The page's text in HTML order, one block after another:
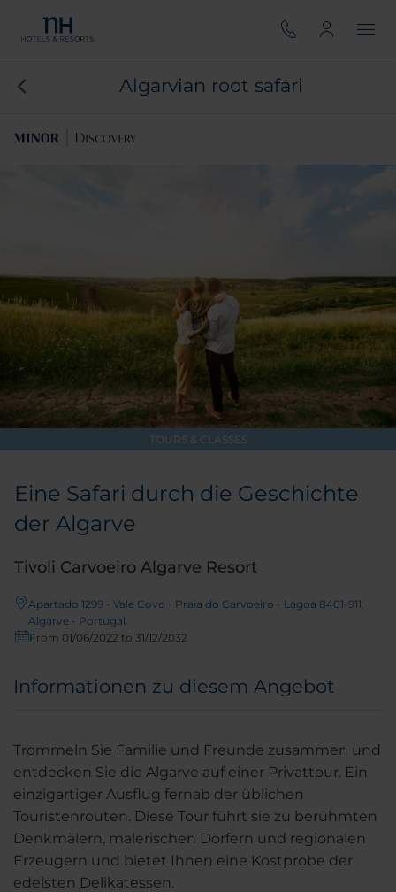
Algarvian root safari
TOURS & CLASSES
Eine Safari durch die Geschichte
der Algarve
Tivoli Carvoeiro Algarve Resort
Apartado 1299 - Vale Covo - Praia do Carvoeiro - Lagoa 8401-911,
Algarve - Portugal
From 01/06/2022 to 31/12/2032
Informationen zu diesem Angebot
Trommeln Sie Familie und Freunde zusammen und
entdecken Sie die Algarve auf einer Privattour. Ein
einzigartiger Ausflug fernab der üblichen
Touristenrouten. Diese Tour führt sie zu berühmten
Denkmälern, malerischen Dörfern und regionalen
Erzeugern und bietet Ihnen eine Kostprobe der
edelsten Delikatessen.